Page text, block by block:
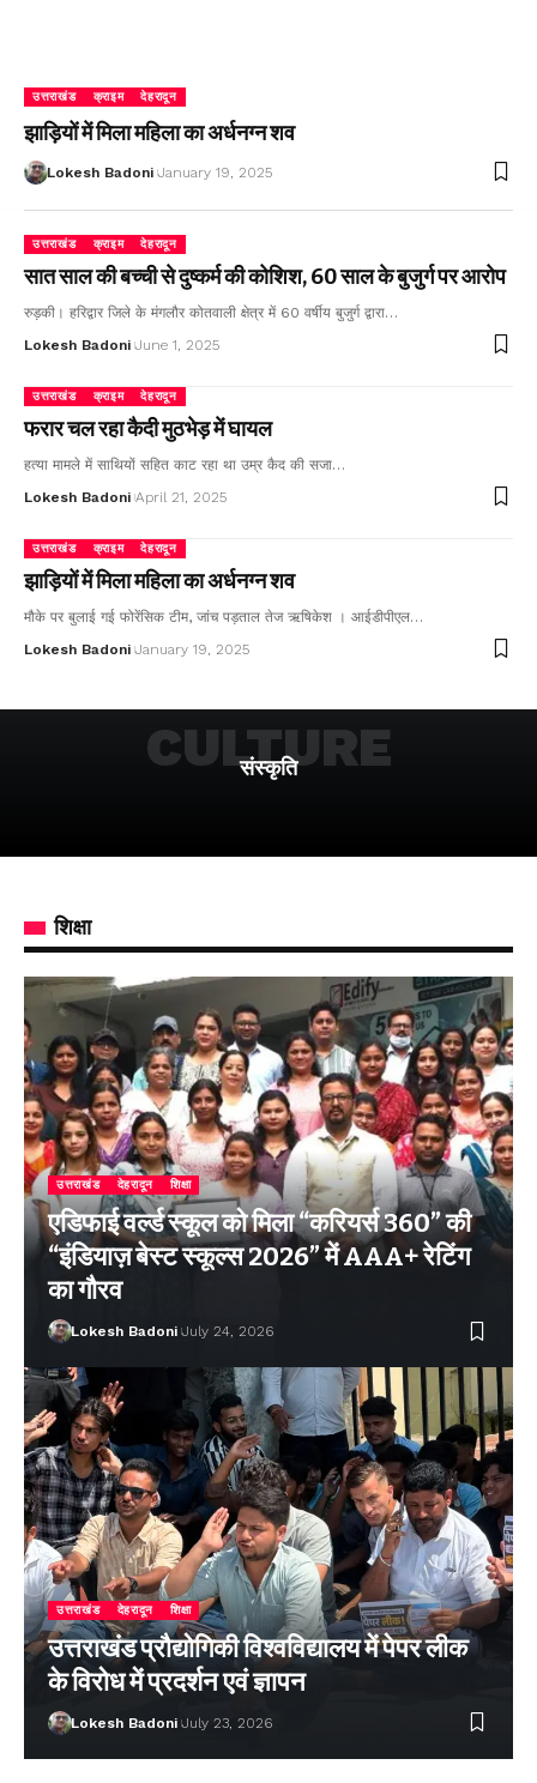
उत्तराखंड क्राइम देहरादून
झाड़ियों में मिला महिला का अर्धनग्न शव
Lokesh Badoni January 19, 2025
उत्तराखंड क्राइम देहरादून
सात साल की बच्ची से दुष्कर्म की कोशिश, 60 साल के बुजुर्ग पर आरोप
रुड़की। हरिद्वार जिले के मंगलौर कोतवाली क्षेत्र में 60 वर्षीय बुजुर्ग द्वारा…
Lokesh Badoni June 1, 2025
उत्तराखंड क्राइम देहरादून
फरार चल रहा कैदी मुठभेड़ में घायल
हत्या मामले में साथियों सहित काट रहा था उम्र कैद की सजा…
Lokesh Badoni April 21, 2025
उत्तराखंड क्राइम देहरादून
झाड़ियों में मिला महिला का अर्धनग्न शव
मौके पर बुलाई गई फोरेंसिक टीम, जांच पड़ताल तेज ऋषिकेश । आईडीपीएल…
Lokesh Badoni January 19, 2025
संस्कृति
CULTURE
शिक्षा
उत्तराखंड देहरादून शिक्षा
एडिफाई वर्ल्ड स्कूल को मिला “करियर्स 360” की
“इंडियाज़ बेस्ट स्कूल्स 2026” में AAA+ रेटिंग
का गौरव
Lokesh Badoni July 24, 2026
उत्तराखंड देहरादून शिक्षा
उत्तराखंड प्रौद्योगिकी विश्वविद्यालय में पेपर लीक
के विरोध में प्रदर्शन एवं ज्ञापन
Lokesh Badoni July 23, 2026